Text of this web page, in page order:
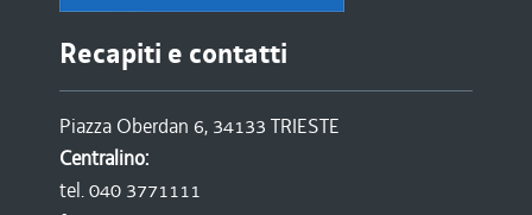
Recapiti e contatti
Piazza Oberdan 6, 34133 TRIESTE
Centralino:
tel. 040 3771111